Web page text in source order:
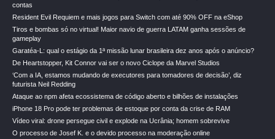
contas
Resident Evil Requiem e mais jogos para Switch com até 90% OFF na eShop
Tiros e bombas só no virtual! Maior navio de guerra LATAM ganha sessões de
gameplay
Garatéa-L: qual o estágio da 1ª missão lunar brasileira dez anos após o anúncio?
De Heartstopper, Kit Connor vai ser o novo Ciclope da Marvel Studios
‘Com a IA, estamos mudando de executores para tomadores de decisão’, diz
futurista Neil Redding
Ataque ao npm afeta ecossistema de código aberto e bilhões de instalações
iPhone 18 Pro pode ter problemas de estoque por conta da crise de RAM
Vídeo viral: drone persegue civil e explode na Ucrânia; homem sobrevive
O processo de Josef K. e o devido processo na moderação online